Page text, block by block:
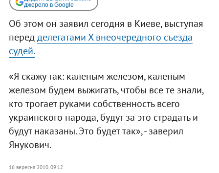
джерело в Google
Об этом он заявил сегодня в Киеве, выступая
передделегатами Х внеочередного съезда
судей.
«Я скажу так: каленым железом, каленым
железом будем выжигать, чтобы все те знали,
кто трогает руками собственность всего
украинского народа, будут за это страдать и
будут наказаны. Это будет так», - заверил
Янукович.
16 вересня 2010, 09:12